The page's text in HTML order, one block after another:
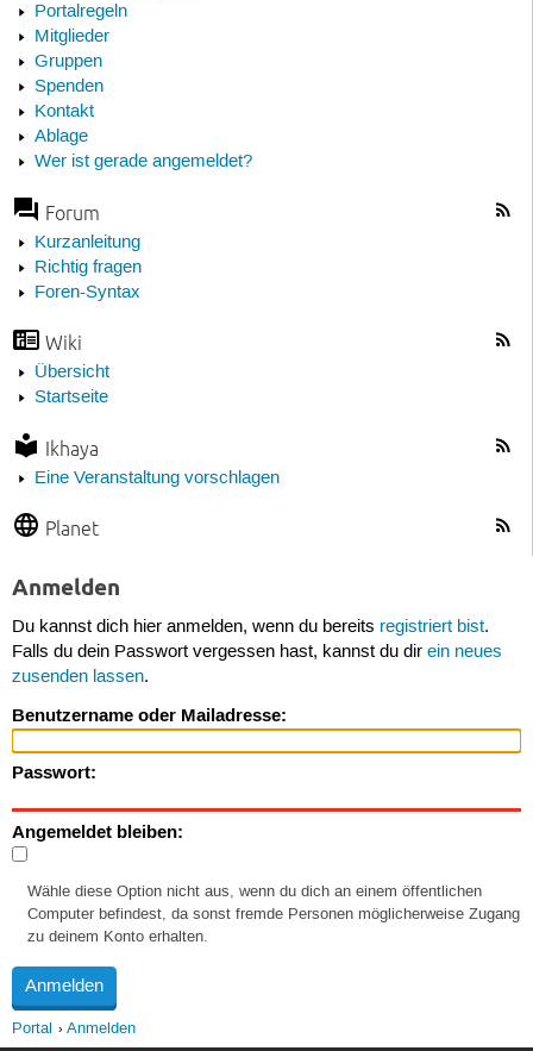
Portalregeln
Mitglieder
Gruppen
Spenden
Kontakt
Ablage
Wer ist gerade angemeldet?
Forum
Kurzanleitung
Richtig fragen
Foren-Syntax
Wiki
Übersicht
Startseite
Ikhaya
Eine Veranstaltung vorschlagen
Planet
Anmelden
Du kannst dich hier anmelden, wenn du bereits registriert bist.
Falls du dein Passwort vergessen hast, kannst du dir ein neues
zusenden lassen.
Benutzername oder Mailadresse:
Passwort:
Angemeldet bleiben:
Wähle diese Option nicht aus, wenn du dich an einem öffentlichen
Computer befindest, da sonst fremde Personen möglicherweise Zugang
zu deinem Konto erhalten.
Portal Anmelden